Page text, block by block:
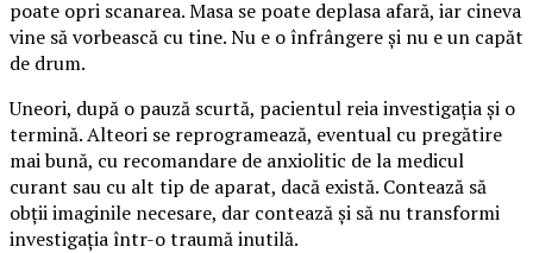
poate opri scanarea. Masa se poate deplasa afară, iar cineva
vine să vorbească cu tine. Nu e o înfrângere și nu e un capăt
de drum.
Uneori, după o pauză scurtă, pacientul reia investigația și o
termină. Alteori se reprogramează, eventual cu pregătire
mai bună, cu recomandare de anxiolitic de la medicul
curant sau cu alt tip de aparat, dacă există. Contează să
obții imaginile necesare, dar contează și să nu transformi
investigația într-o traumă inutilă.